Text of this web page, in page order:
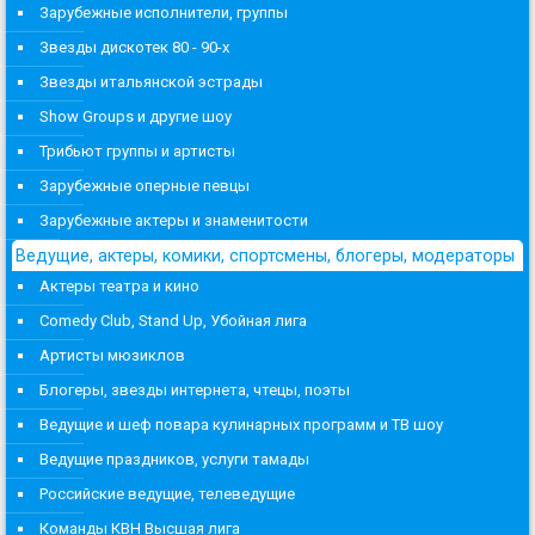
Зарубежные исполнители, группы
Звезды дискотек 80 - 90-х
Звезды итальянской эстрады
Show Groups и другие шоу
Трибьют группы и артисты
Зарубежные оперные певцы
Зарубежные актеры и знаменитости
Ведущие, актеры, комики, спортсмены, блогеры, модераторы
Актеры театра и кино
Comedy Club, Stand Up, Убойная лига
Артисты мюзиклов
Блогеры, звезды интернета, чтецы, поэты
Ведущие и шеф повара кулинарных программ и ТВ шоу
Ведущие праздников, услуги тамады
Российские ведущие, телеведущие
Команды КВН Высшая лига